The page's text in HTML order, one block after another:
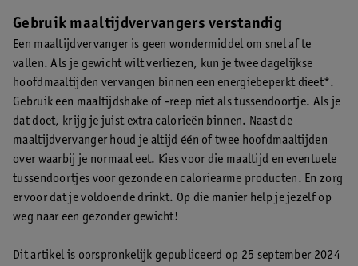
Daarnaast kun je ook kiezen voor poeders. Daar kun je zelf een
shake van maken
een gezonde manier afvallen.
af te vallen of op gewicht te blijven. Als je op gewicht wilt
blijven kun je één hoofdmaaltijd per dag vervangen door
bijvoorbeeld een maaltijdvervangende reep of shake binnen een
energiebeperkt dieet*. Als je af wilt vallen, kun je ervoor kiezen
twee hoofdmaaltijden te vervangen binnen een energiebeperkt
dieet*.
Lees meer over verschillende soorten
maaltijdvervangers
Gebruik maaltijdvervangers verstandig
Een maaltijdvervanger is geen wondermiddel om snel af te
vallen. Als je gewicht wilt verliezen, kun je twee dagelijkse
hoofdmaaltijden vervangen binnen een energiebeperkt dieet*.
Gebruik een maaltijdshake of -reep niet als tussendoortje. Als je
dat doet, krijg je juist extra calorieën binnen. Naast de
maaltijdvervanger houd je altijd één of twee hoofdmaaltijden
over waarbij je normaal eet. Kies voor die maaltijd en eventuele
tussendoortjes voor gezonde en caloriearme producten. En zorg
ervoor dat je voldoende drinkt. Op die manier help je jezelf op
weg naar een gezonder gewicht!
Dit artikel is oorspronkelijk gepubliceerd op 25 september 2024